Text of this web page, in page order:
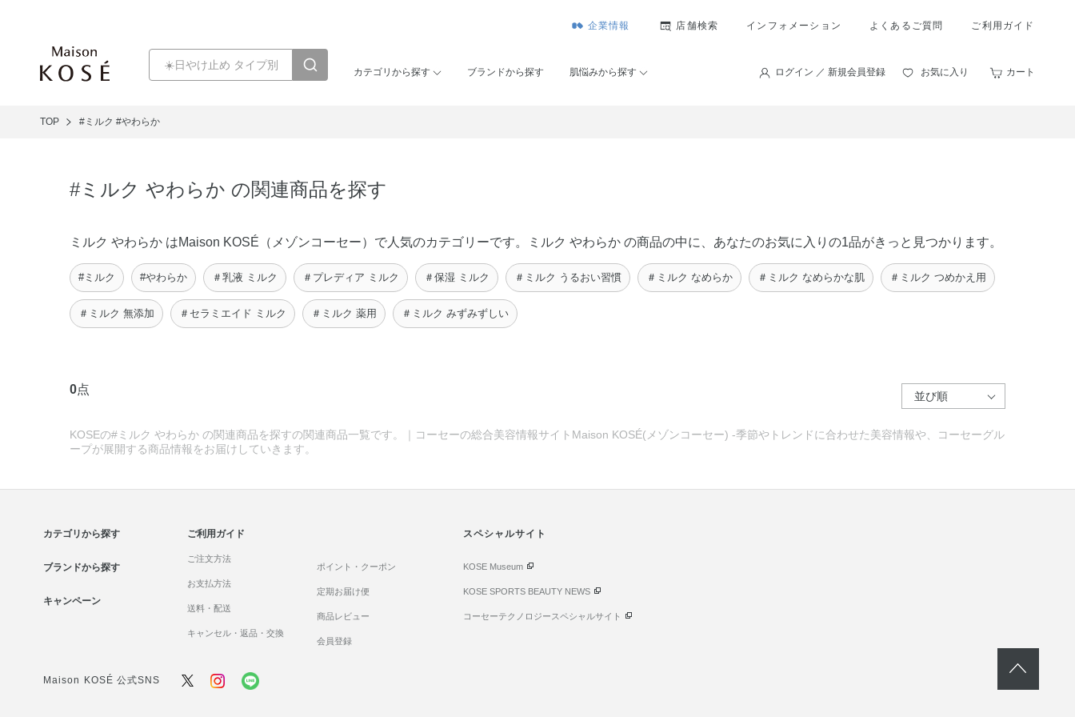
企業情報 店舗検索 インフォメーション よくあるご質問 ご利用ガイド
カテゴリから探す ブランドから探す 肌悩みから探す ログイン ／ 新規会員登録 お気に入り カート
TOP #ミルク #やわらか
#ミルク やわらか の関連商品を探す
ミルク やわらか はMaison KOSÉ（メゾンコーセー）で人気のカテゴリーです。ミルク やわらか の商品の中に、あなたのお気に入りの1品がきっと見つかります。
#ミルク #やわらか ＃乳液 ミルク ＃プレディア ミルク ＃保湿 ミルク ＃ミルク うるおい習慣 ＃ミルク なめらか ＃ミルク なめらかな肌 ＃ミルク つめかえ用
＃ミルク 無添加 ＃セラミエイド ミルク ＃ミルク 薬用 ＃ミルク みずみずしい
0点
KOSEの#ミルク やわらか の関連商品を探すの関連商品一覧です。｜コーセーの総合美容情報サイトMaison KOSÉ(メゾンコーセー) -季節やトレンドに合わせた美容情報や、コーセーグル
ープが展開する商品情報をお届けしていきます。
カテゴリから探す
ブランドから探す
キャンペーン
ご利用ガイド
ご注文方法
お支払方法
送料・配送
キャンセル・返品・交換
ポイント・クーポン
定期お届け便
商品レビュー
会員登録
スペシャルサイト
KOSE Museum
KOSE SPORTS BEAUTY NEWS
コーセーテクノロジースペシャルサイト
Maison KOSÉ 公式SNS